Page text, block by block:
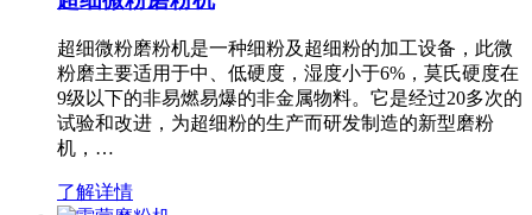
超细微粉磨粉机是一种细粉及超细粉的加工设备，此微
粉磨主要适用于中、低硬度，湿度小于6%，莫氏硬度在
9级以下的非易燃易爆的非金属物料。它是经过20多次的
试验和改进，为超细粉的生产而研发制造的新型磨粉
机，…
了解详情